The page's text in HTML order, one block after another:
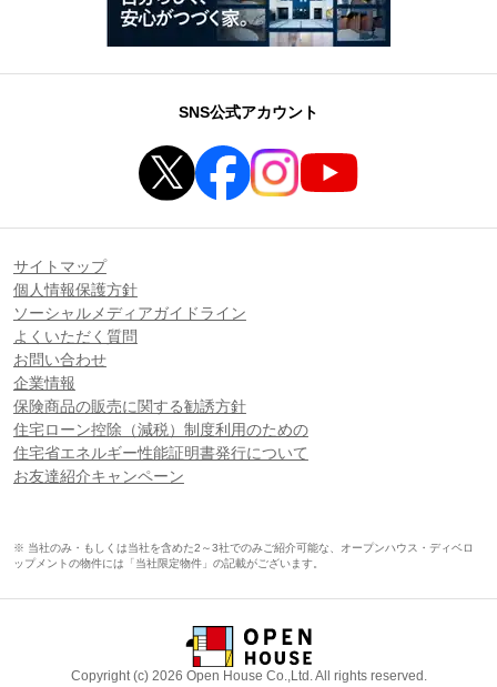
SNS公式アカウント
サイトマップ
個人情報保護方針
ソーシャルメディアガイドライン
よくいただく質問
お問い合わせ
企業情報
保険商品の販売に関する勧誘方針
住宅ローン控除（減税）制度利用のための
住宅省エネルギー性能証明書発行について
お友達紹介キャンペーン
※ 当社のみ・もしくは当社を含めた2～3社でのみご紹介可能な、オープンハウス・ディベロ
ップメントの物件には「当社限定物件」の記載がございます。
Copyright (c) 2026 Open House Co.,Ltd. All rights reserved.